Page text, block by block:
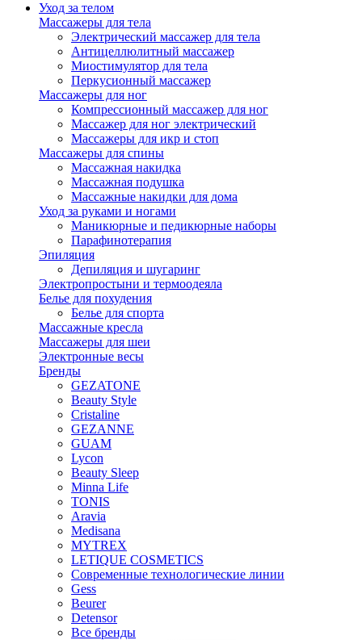
Уход за телом
Массажеры для тела
Электрический массажер для тела
Антицеллюлитный массажер
Миостимулятор для тела
Перкусионный массажер
Массажеры для ног
Компрессионный массажер для ног
Массажер для ног электрический
Массажеры для икр и стоп
Массажеры для спины
Массажная накидка
Массажная подушка
Массажные накидки для дома
Уход за руками и ногами
Маникюрные и педикюрные наборы
Парафинотерапия
Эпиляция
Депиляция и шугаринг
Электропростыни и термоодеяла
Белье для похудения
Белье для спорта
Массажные кресла
Массажеры для шеи
Электронные весы
Бренды
GEZATONE
Beauty Style
Cristaline
GEZANNE
GUAM
Lycon
Beauty Sleep
Minna Life
TONIS
Aravia
Medisana
MYTREX
LETIQUE COSMETICS
Современные технологические линии
Gess
Beurer
Detensor
Все бренды